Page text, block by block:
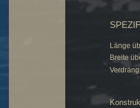
Länge
Breite